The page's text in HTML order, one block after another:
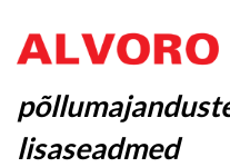
lisaseadmed